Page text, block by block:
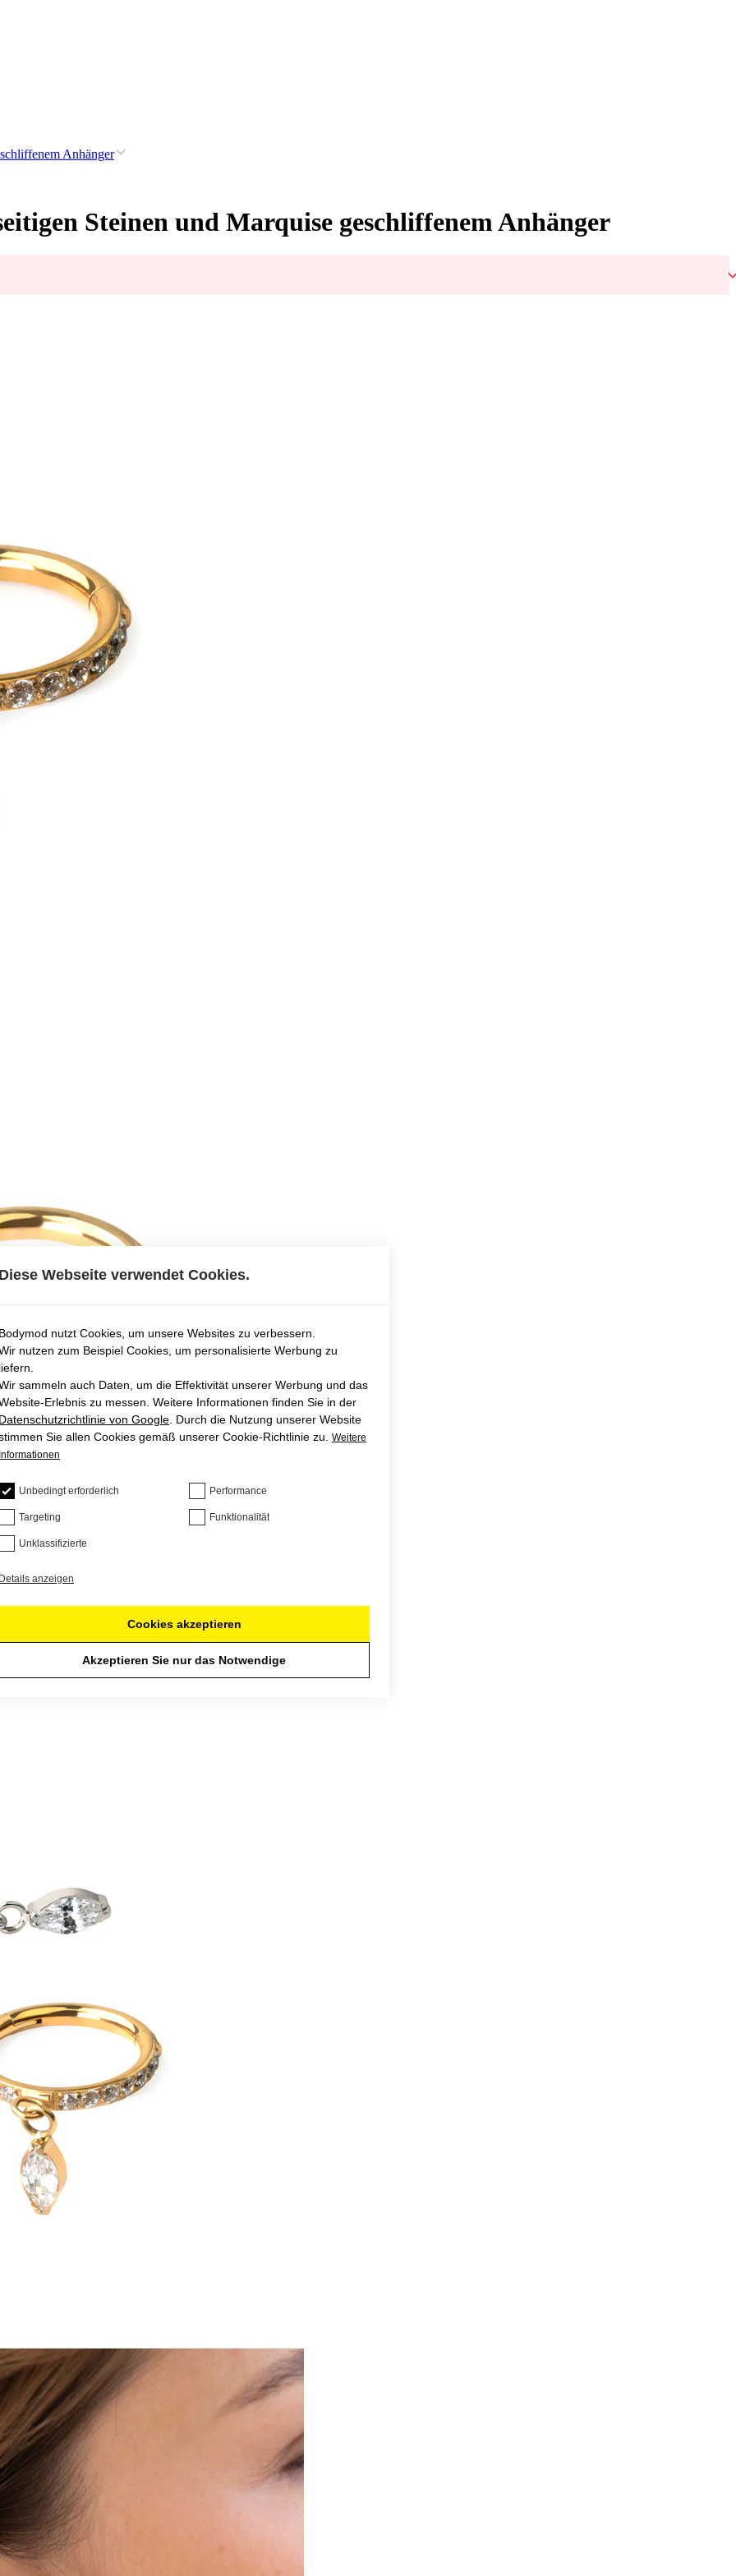
Anhänger
Steinen und Marquise geschliffenem Anhänger
Webseite verwendet Cookies.
nutzt Cookies, um unsere Websites zu verbessern.
nutzen zum Beispiel Cookies, um personalisierte Werbung zu
sammeln auch Daten, um die Effektivität unserer Werbung und das
Erlebnis zu messen. Weitere Informationen finden Sie in der
von Google . Durch die Nutzung unserer Website
Sie allen Cookies gemäß unserer Cookie-Richtlinie zu. Weitere
Unbedingt erforderlich Performance
Targeting Funktionalität
Unklassifizierte
anzeigen
Cookies akzeptieren
Akzeptieren Sie nur das Notwendige